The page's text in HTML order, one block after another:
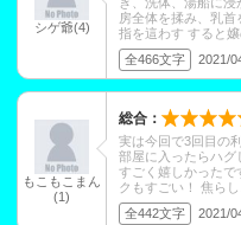
シゲ爺(4)
き、洗体、湯船に
房全体を揉み、乳
指を這わす すると
全466文字
2021/
もこもこまん
(1)
総合：
実は今回で3回目の
部屋に入ったらハグ
すごく嬉しかったで
クもすごい！ 焦らし
全442文字
2021/